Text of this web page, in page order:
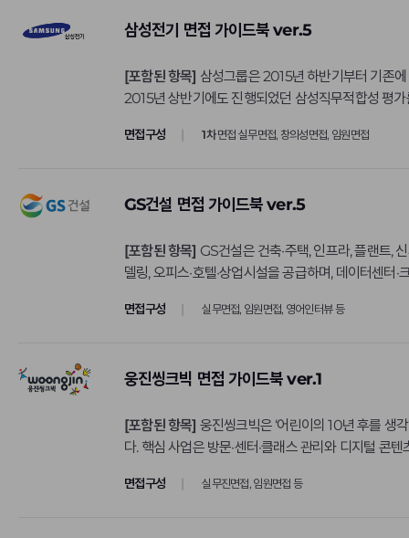
한화엔진
현대L&C
현대모비스
화신
GS칼텍스
HD현대중공업
삼성전기 면접 가이드북 ver.5
[포함된 항목] 삼성그룹은 2015년 하반기부터 기존
2015년 상반기에도 진행되었던 삼성직무적합성 평
면접구성 1차면접 실무면접, 창의성면접, 임원면접
GS건설 면접 가이드북 ver.5
[포함된 항목] GS건설은 건축·주택, 인프라, 플랜트,
델링, 오피스·호텔·상업시설을 공급하며, 데이터센터
면접구성 실무면접, 임원면접, 영어인터뷰 등
웅진씽크빅 면접 가이드북 ver.1
[포함된 항목] 웅진씽크빅은 ‘어린이의 10년 후를 생
다. 핵심 사업은 방문·센터·클래스 관리와 디지털 콘
면접구성 실무진면접, 임원면접 등